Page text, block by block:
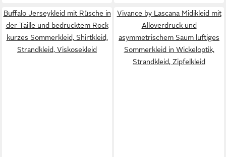
Buffalo Jerseykleid mit Rüsche in
der Taille und bedrucktem Rock
kurzes Sommerkleid, Shirtkleid,
Strandkleid, Viskosekleid
Vivance by Lascana Midikleid mit
Alloverdruck und
asymmetrischem Saum luftiges
Sommerkleid in Wickeloptik,
Strandkleid, Zipfelkleid